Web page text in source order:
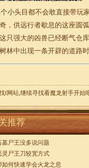
小头目都不会敢直接带玩
，供远行者歇息的这座圆
只强大的凶兽已经断气仓
林中出现一条开辟的道路
f网站,继续寻找看魔龙射手开始
推荐
尸王没多说问题
灵尸王刀较宽方式
如何快速学会火龙之息